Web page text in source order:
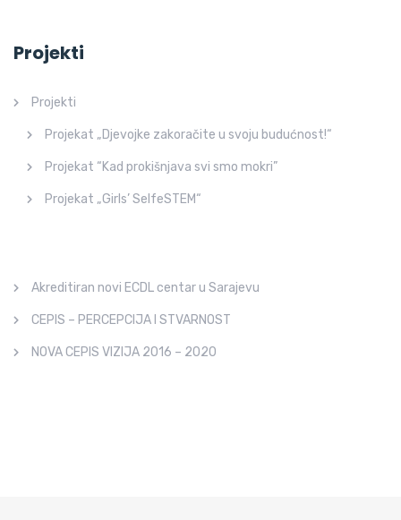
Projekti
Projekti
Projekat „Djevojke zakoračite u svoju budućnost!“
Projekat “Kad prokišnjava svi smo mokri”
Projekat „Girls’ SelfeSTEM“
Akreditiran novi ECDL centar u Sarajevu
CEPIS – PERCEPCIJA I STVARNOST
NOVA CEPIS VIZIJA 2016 – 2020